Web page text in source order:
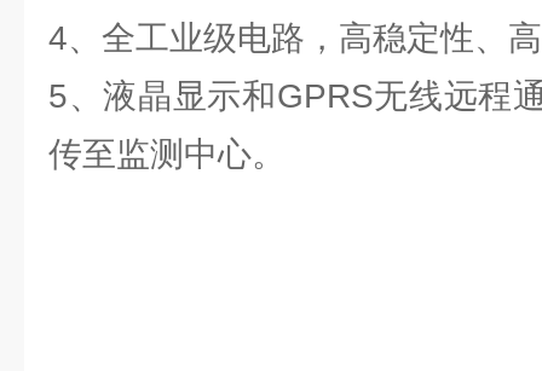
4、全工业级电路，高稳定性、
5、液晶显示和GPRS无线远程
传至监测中心。